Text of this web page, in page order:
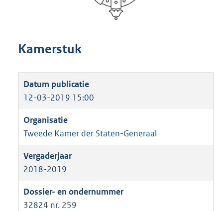
Kamerstuk
12-03-2019 15:00
Tweede Kamer der Staten-Generaal
2018-2019
32824 nr. 259